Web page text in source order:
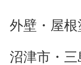
外壁・屋
沼津市・